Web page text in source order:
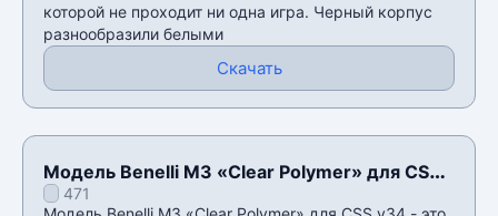
которой не проходит ни одна игра. Черный корпус
разнообразили белыми
Скачать
Модель Benelli M3 «Clear Polymer» для CSS
v34471